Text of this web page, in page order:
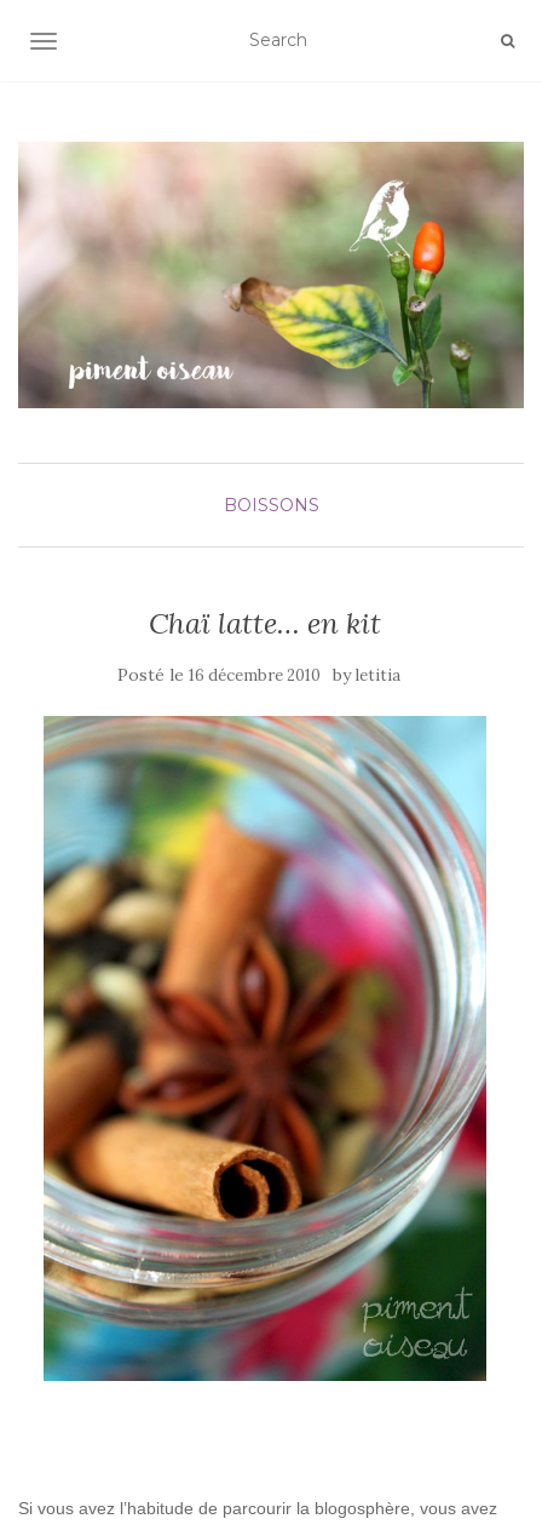
AFFICHER/MASQUER LA NAVIGATION
BOISSONS
Chaï latte… en kit
Posté le 16 décembre 2010 byletitia
Si vous avez l’habitude de parcourir la blogosphère, vous avez